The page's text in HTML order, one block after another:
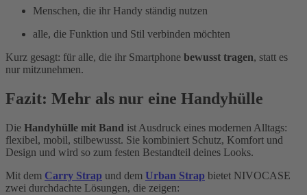
Menschen, die ihr Handy ständig nutzen
alle, die Funktion und Stil verbinden möchten
Kurz gesagt: für alle, die ihr Smartphone bewusst tragen, statt es
nur mitzunehmen.
Fazit: Mehr als nur eine Handyhülle
Die Handyhülle mit Band ist Ausdruck eines modernen Alltags:
flexibel, mobil, stilbewusst. Sie kombiniert Schutz, Komfort und
Design und wird so zum festen Bestandteil deines Looks.
Mit dem Carry Strap und dem Urban Strap bietet NIVOCASE
zwei durchdachte Lösungen, die zeigen: